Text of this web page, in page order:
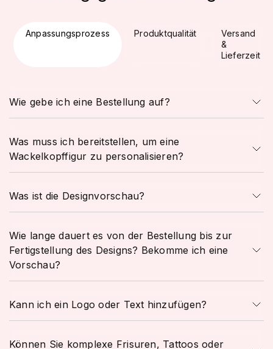
Anpassungsprozess Produktqualität
Versand
&
Lieferzeit
Wie gebe ich eine Bestellung auf?
Was muss ich bereitstellen, um eine
Wackelkopffigur zu personalisieren?
Was ist die Designvorschau?
Wie lange dauert es von der Bestellung bis zur
Fertigstellung des Designs? Bekomme ich eine
Vorschau?
Kann ich ein Logo oder Text hinzufügen?
Können Sie komplexe Frisuren, Tattoos oder